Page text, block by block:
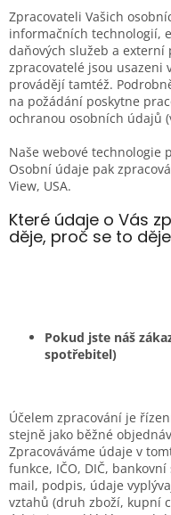
Zpracovateli Vašich
informačních technologií,
daňových služeb a externí
zpracovatelé jsou usazeni
provádějí tamtéž.
na požádání poskytne
ochranou osobních údajů
Naše webové technologie
Osobní údaje pak
View, USA.
Které údaje o Vás
děje, proč se to
Pokud jste náš
spotřebitel)
Účelem zpracování je
stejně jako běžné
Zpracováváme údaje v
funkce, IČO, DIČ,
mail, podpis, údaje
vztahů (druh zboží, kupní